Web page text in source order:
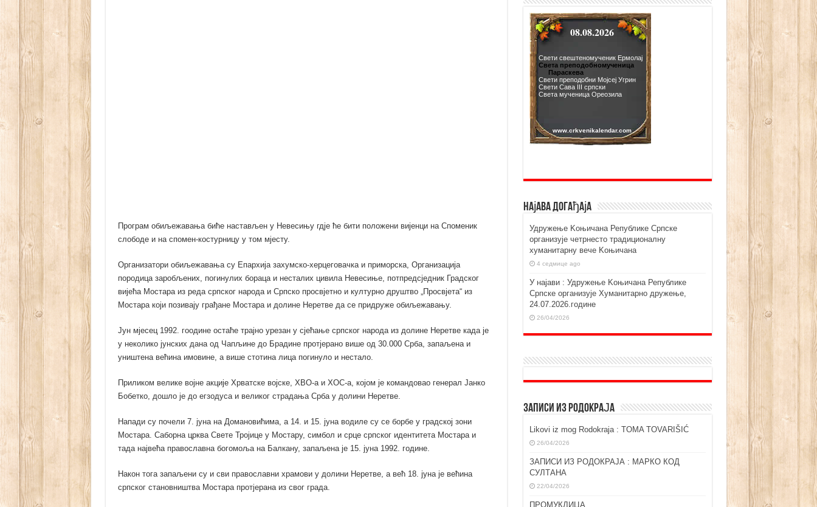
Програм обиљежавања биће настављен у Невесињу гдје ће бити положени вијенци на Споменик
слободе и на спомен-костурницу у том мјесту.
Организатори обиљежавања су Епархија захумско-херцеговачка и приморска, Организација
породица заробљених, погинулих бораца и несталих цивила Невесиње, потпредсједник Градског
вијећа Мостара из реда српског народа и Српско просвјетно и културно друштво „Просвјета“ из
Мостара који позивају грађане Мостара и долине Неретве да се придруже обиљежавању.
Јун мјесец 1992. гоодине остаће трајно урезан у сјећање српског народа из долине Неретве када је
у неколико јунских дана од Чапљине до Брадине протјерано више од 30.000 Срба, запаљена и
уништена већина имовине, а више стотина лица погинуло и нестало.
Приликом велике војне акције Хрватске војске, ХВО-а и ХОС-а, којом је командовао генерал Јанко
Бобетко, дошло је до егзодуса и великог страдања Срба у долини Неретве.
Напади су почели 7. јуна на Домановићима, а 14. и 15. јуна водиле су се борбе у градској зони
Мостара. Саборна црква Свете Тројице у Мостару, симбол и срце српског идентитета Мостара и
тада највећа православна богомоља на Балкану, запаљена је 15. јуна 1992. године.
Након тога запаљени су и сви православни храмови у долини Неретве, а већ 18. јуна је већина
српског становништва Мостара протјерана из свог града.
Најава догађаја
Удружење Kоњичана Републике Српске
организује четрнесто традиционалну
хуманитарну вече Kоњичана
4 седмице ago
У најави : Удружење Kоњичана Републике
Српске организује Хуманитарно дружење,
24.07.2026.године
26/04/2026
ЗАПИСИ ИЗ РОДОКРАЈА
Likovi iz mog Rodokraja : TOMA TOVARIŠIĆ
26/04/2026
ЗАПИСИ ИЗ РОДОКРАЈА : МАРКО КОД
СУЛТАНА
22/04/2026
ПРОМУКЛИЦА